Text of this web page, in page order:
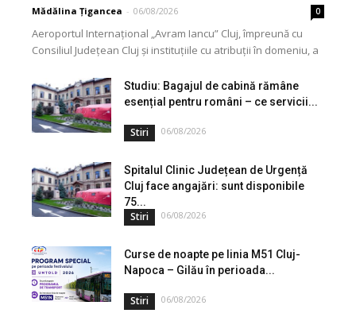
Mădălina Țigancea - 06/08/2026 0
Aeroportul Internațional „Avram Iancu” Cluj, împreună cu
Consiliul Județean Cluj și instituțiile cu atribuții în domeniu, a
Studiu: Bagajul de cabină rămâne
esențial pentru români – ce servicii...
Stiri 06/08/2026
Spitalul Clinic Județean de Urgență
Cluj face angajări: sunt disponibile
75...
Stiri 06/08/2026
Curse de noapte pe linia M51 Cluj-
Napoca – Gilău în perioada...
Stiri 06/08/2026